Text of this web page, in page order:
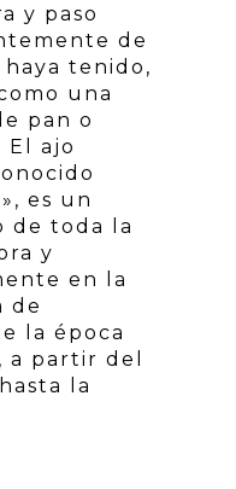
y paso
de
tenido,
una
pan o
El ajo
es un
de toda la
y
en la
de
la época
a partir del
la